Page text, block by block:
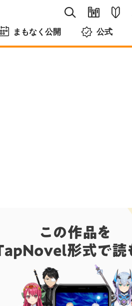
まもなく公開 公式